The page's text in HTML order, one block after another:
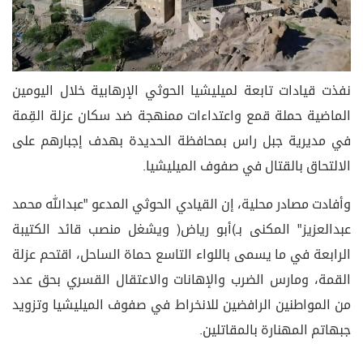
نفذت قيادات تابعة لميليشيا الحوثي الإرهابية خلال اليومين
الماضية حملة قمع واعتداءات ممنهجة ضد سكان عزلة القِمة
في مديرية جبل راس بمحافظة الحديدة بهدف إجبارهم على
الالتحاق بالقتال في صفوف الميليشيا.
وأفادت مصادر محلية، إن القيادي الحوثي المدعو "عبدالله محمد
عبدالعزيز" المكنى بـ(أبو رياض) ويشغل منصب قائد الكتيبة
الرابعة في ما يسمى باللواء التاسع حماة الساحل، اقتحم عزلة
القمة، ومارس الضرب والإهانات والاعتقال القسري بحق عدد
من المواطنين الرافضين للانخراط في صفوف الميليشيا وتزويد
جبهاتم المهنارة بالمقاتلين.